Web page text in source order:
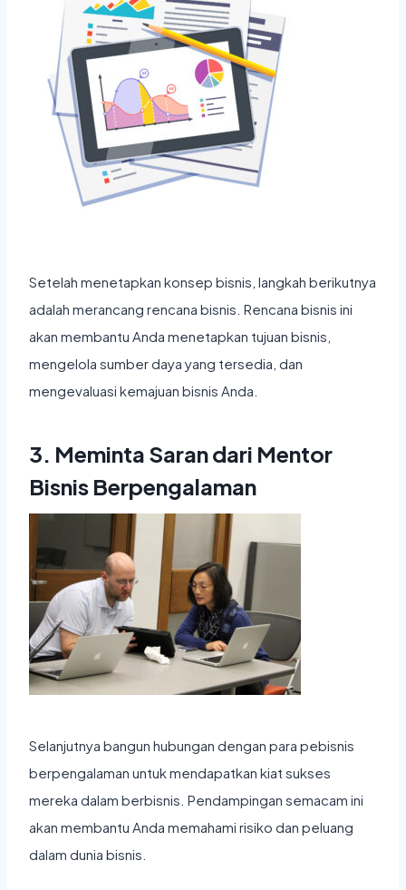
Setelah menetapkan konsep bisnis, langkah berikutnya
adalah merancang rencana bisnis. Rencana bisnis ini
akan membantu Anda menetapkan tujuan bisnis,
mengelola sumber daya yang tersedia, dan
mengevaluasi kemajuan bisnis Anda.
3. Meminta Saran dari Mentor
Bisnis Berpengalaman
Selanjutnya bangun hubungan dengan para pebisnis
berpengalaman untuk mendapatkan kiat sukses
mereka dalam berbisnis. Pendampingan semacam ini
akan membantu Anda memahami risiko dan peluang
dalam dunia bisnis.